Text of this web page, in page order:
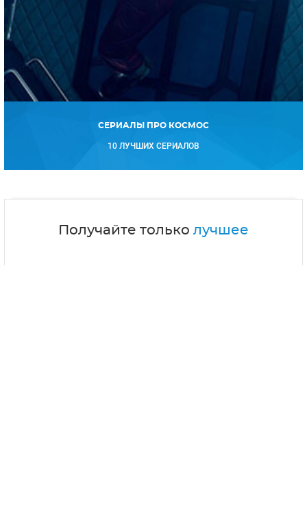
СЕРИАЛЫ ПРО КОСМОС
10 ЛУЧШИХ СЕРИАЛОВ
Получайте только лучшее